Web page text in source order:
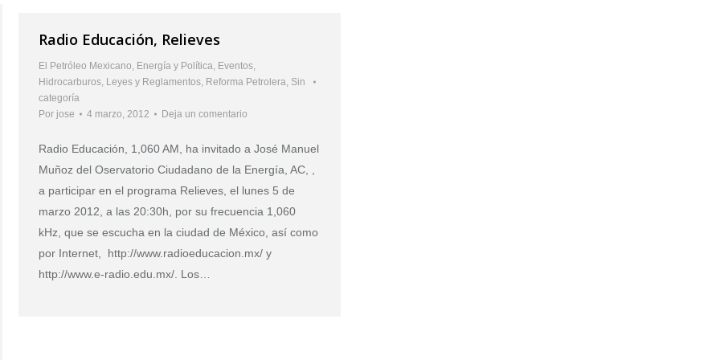
Radio Educación, Relieves
El Petróleo Mexicano, Energía y Política, Eventos,
Hidrocarburos, Leyes y Reglamentos, Reforma Petrolera, Sin
categoría
Por jose 4 marzo, 2012 Deja un comentario
Radio Educación, 1,060 AM, ha invitado a José Manuel
Muñoz del Oservatorio Ciudadano de la Energía, AC, ,
a participar en el programa Relieves, el lunes 5 de
marzo 2012, a las 20:30h, por su frecuencia 1,060
kHz, que se escucha en la ciudad de México, así como
por Internet, http://www.radioeducacion.mx/ y
http://www.e-radio.edu.mx/. Los…